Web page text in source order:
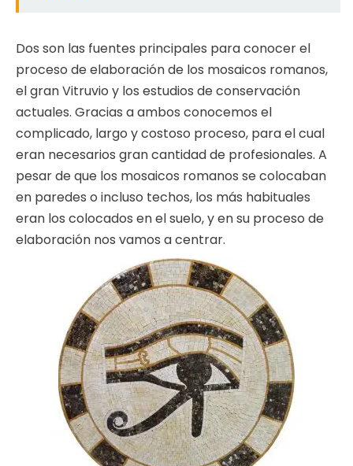
Dos son las fuentes principales para conocer el
proceso de elaboración de los mosaicos romanos,
el gran Vitruvio y los estudios de conservación
actuales. Gracias a ambos conocemos el
complicado, largo y costoso proceso, para el cual
eran necesarios gran cantidad de profesionales. A
pesar de que los mosaicos romanos se colocaban
en paredes o incluso techos, los más habituales
eran los colocados en el suelo, y en su proceso de
elaboración nos vamos a centrar.